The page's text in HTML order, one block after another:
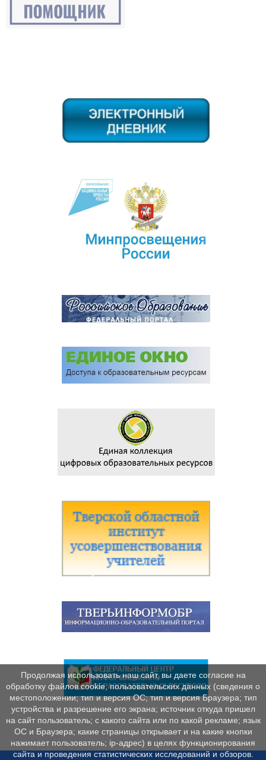
Продолжая использовать наш сайт, вы даете согласие на
обработку файлов cookie, пользовательских данных (сведения о
местоположении; тип и версия ОС; тип и версия Браузера; тип
устройства и разрешение его экрана; источник откуда пришел
на сайт пользователь; с какого сайта или по какой рекламе; язык
ОС и Браузера; какие страницы открывает и на какие кнопки
нажимает пользователь; ip-адрес) в целях функционирования
сайта и проведения статистических исследований и обзоров.